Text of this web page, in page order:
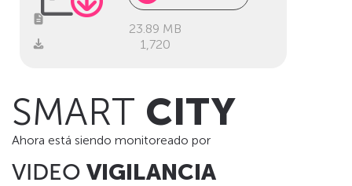
23.89 MB
1,720
SMART CITY
Ahora está siendo monitoreado por
VIDEO VIGILANCIA